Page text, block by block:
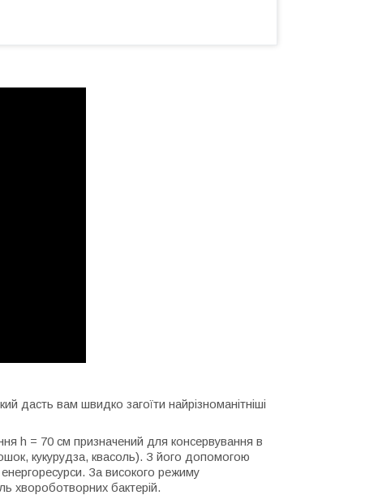
дасть вам швидко загоїти найрізноманітніші
h = 70 см призначений для консервування в
кукурудза, квасоль). З його допомогою
За високого режиму
хвороботворних бактерій.